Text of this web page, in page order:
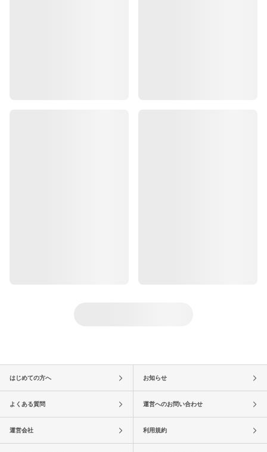
はじめての方へ お知らせ
よくある質問 運営へのお問い合わせ
運営会社 利用規約